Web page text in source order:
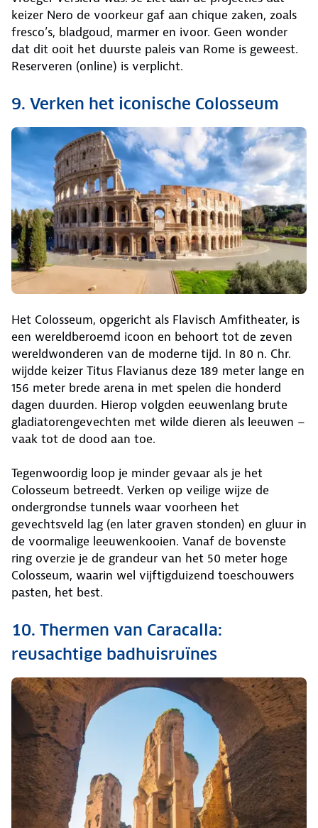
keizer Nero de voorkeur gaf aan chique zaken, zoals
fresco’s, bladgoud, marmer en ivoor. Geen wonder
dat dit ooit het duurste paleis van Rome is geweest.
Reserveren (online) is verplicht.
9. Verken het iconische Colosseum
Het Colosseum, opgericht als Flavisch Amfitheater, is
een wereldberoemd icoon en behoort tot de zeven
wereldwonderen van de moderne tijd. In 80 n. Chr.
wijdde keizer Titus Flavianus deze 189 meter lange en
156 meter brede arena in met spelen die honderd
dagen duurden. Hierop volgden eeuwenlang brute
gladiatorengevechten met wilde dieren als leeuwen –
vaak tot de dood aan toe.
Tegenwoordig loop je minder gevaar als je het
Colosseum betreedt. Verken op veilige wijze de
ondergrondse tunnels waar voorheen het
gevechtsveld lag (en later graven stonden) en gluur in
de voormalige leeuwenkooien. Vanaf de bovenste
ring overzie je de grandeur van het 50 meter hoge
Colosseum, waarin wel vijftigduizend toeschouwers
pasten, het best.
10. Thermen van Caracalla:
reusachtige badhuisruïnes